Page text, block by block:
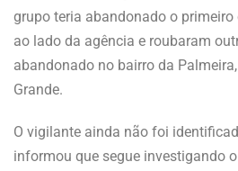
grupo teria abandonado o
ao lado da agência e roubaram
abandonado no bairro da
Grande.
O vigilante ainda não foi
informou que segue investigando